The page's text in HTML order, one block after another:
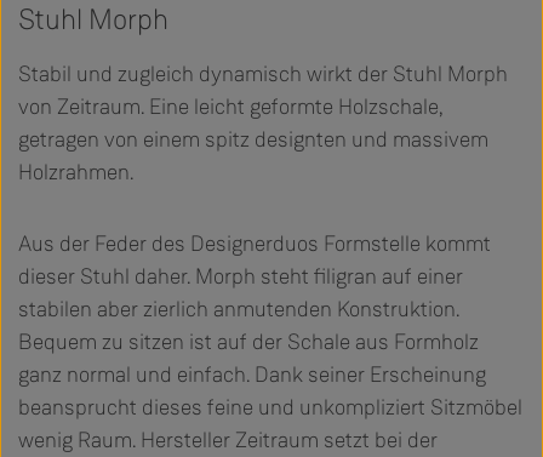
Stuhl Morph
Stabil und zugleich dynamisch wirkt der Stuhl Morph
von Zeitraum. Eine leicht geformte Holzschale,
getragen von einem spitz designten und massivem
Holzrahmen.
Aus der Feder des Designerduos Formstelle kommt
dieser Stuhl daher. Morph steht filigran auf einer
stabilen aber zierlich anmutenden Konstruktion.
Bequem zu sitzen ist auf der Schale aus Formholz
ganz normal und einfach. Dank seiner Erscheinung
beansprucht dieses feine und unkompliziert Sitzmöbel
wenig Raum. Hersteller Zeitraum setzt bei der